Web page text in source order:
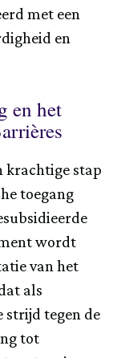
met een
en
en het
krachtige stap
toegang
wordt
van het
als
strijd tegen de
tot